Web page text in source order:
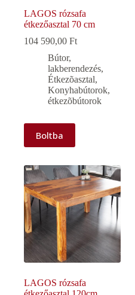
LAGOS rózsafa
étkezőasztal 70 cm
104 590,00 Ft
Bútor,
lakberendezés,
Étkezõasztal,
Konyhabútorok,
étkezõbútorok
Boltba
LAGOS rózsafa